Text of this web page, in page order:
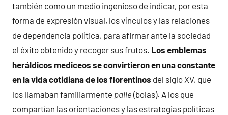
también como un medio ingenioso de indicar, por esta
forma de expresión visual, los vínculos y las relaciones
de dependencia política, para afirmar ante la sociedad
el éxito obtenido y recoger sus frutos. Los emblemas
heráldicos mediceos se convirtieron en una constante
en la vida cotidiana de los florentinos del siglo XV, que
los llamaban familiarmente palle (bolas). A los que
compartían las orientaciones y las estrategias políticas